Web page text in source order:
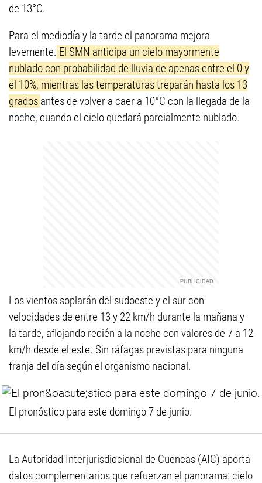
de 13°C.
Para el mediodía y la tarde el panorama mejora
levemente. El SMN anticipa un cielo mayormente
nublado con probabilidad de lluvia de apenas entre el 0 y
el 10%, mientras las temperaturas treparán hasta los 13
grados antes de volver a caer a 10°C con la llegada de la
noche, cuando el cielo quedará parcialmente nublado.
Los vientos soplarán del sudoeste y el sur con
velocidades de entre 13 y 22 km/h durante la mañana y
la tarde, aflojando recién a la noche con valores de 7 a 12
km/h desde el este. Sin ráfagas previstas para ninguna
franja del día según el organismo nacional.
El pronóstico para este domingo 7 de junio.
La Autoridad Interjurisdiccional de Cuencas (AIC) aporta
datos complementarios que refuerzan el panorama: cielo